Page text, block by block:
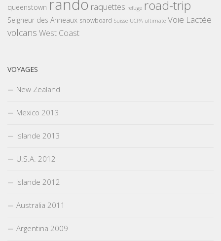
queenstown rando raquettes refuge road-trip
Seigneur des Anneaux snowboard Suisse UCPA ultimate Voie Lactée
volcans West Coast
VOYAGES
New Zealand
Mexico 2013
Islande 2013
U.S.A. 2012
Islande 2012
Australia 2011
Argentina 2009